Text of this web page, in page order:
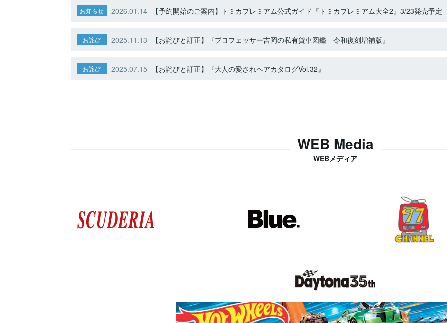
お知らせ 2026.01.14 【予約開始のご案内】トミカプレミアム公式ガイド『トミカプレミアム大全2』3/23発売予定
お詫び 2025.11.13 【お詫びと訂正】『プロフェッサー吉岡の私有貨車図鑑 令和復刻増補版』
お詫び 2025.07.15 【お詫びと訂正】『大人の愛されヘアカタログVol.32』
WEB Media
WEBメディア